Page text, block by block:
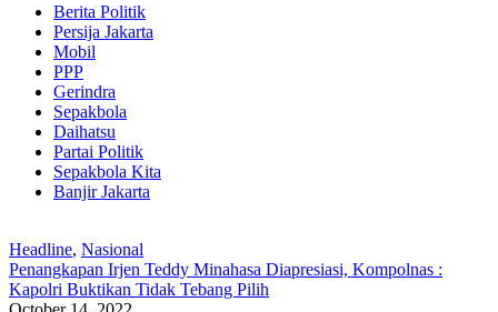
Berita Politik
Persija Jakarta
Mobil
PPP
Gerindra
Sepakbola
Daihatsu
Partai Politik
Sepakbola Kita
Banjir Jakarta
Headline, Nasional
Penangkapan Irjen Teddy Minahasa Diapresiasi, Kompolnas :
Kapolri Buktikan Tidak Tebang Pilih